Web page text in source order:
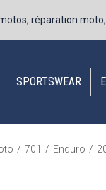
réparation
SPORTSWEAR
/ 701 / Enduro /